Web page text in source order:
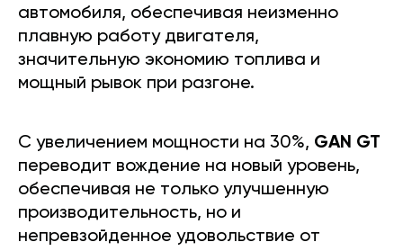
автомобиля, обеспечивая неизменно
плавную работу двигателя,
значительную экономию топлива и
мощный рывок при разгоне.
С увеличением мощности на 30%, GAN GT
переводит вождение на новый уровень,
обеспечивая не только улучшенную
производительность, но и
непревзойденное удовольствие от